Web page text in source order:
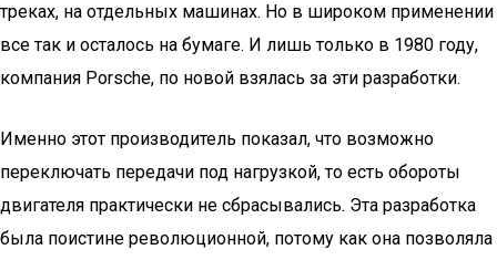
треках, на отдельных машинах. Но в широком применении
все так и осталось на бумаге. И лишь только в 1980 году,
компания Porsche, по новой взялась за эти разработки.
Именно этот производитель показал, что возможно
переключать передачи под нагрузкой, то есть обороты
двигателя практически не сбрасывались. Эта разработка
была поистине революционной, потому как она позволяла